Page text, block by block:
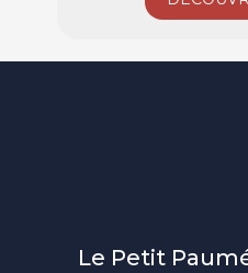
Le Petit